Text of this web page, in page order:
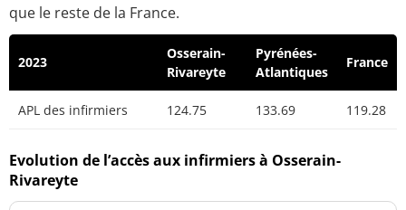
que le reste de la France.
2023
Osserain-
Rivareyte
Pyrénées-
Atlantiques
France
APL des infirmiers 124.75 133.69 119.28
Evolution de l’accès aux infirmiers à Osserain-
Rivareyte